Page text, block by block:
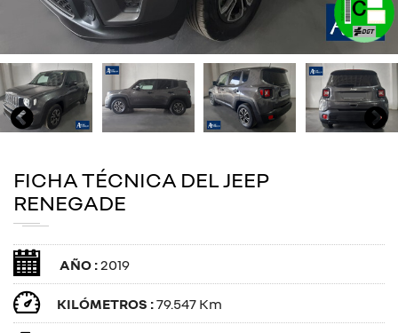
FICHA TÉCNICA DEL JEEP
RENEGADE
AÑO :2019
KILÓMETROS :79.547 Km